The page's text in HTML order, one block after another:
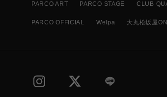
PARCO ART PARCO STAGE CLUB
PARCO OFFICIAL Welpa 大丸松坂屋